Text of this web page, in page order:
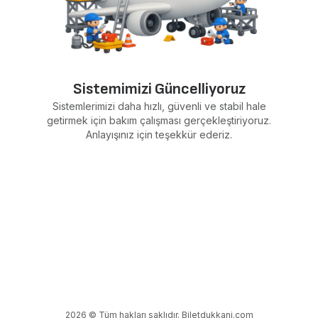
Sistemimizi Güncelliyoruz
Sistemlerimizi daha hızlı, güvenli ve stabil hale
getirmek için bakım çalışması gerçekleştiriyoruz.
Anlayışınız için teşekkür ederiz.
2026 © Tüm hakları saklıdır. Biletdukkani.com